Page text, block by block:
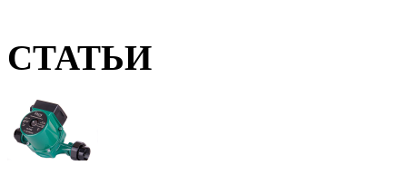
СТАТЬИ